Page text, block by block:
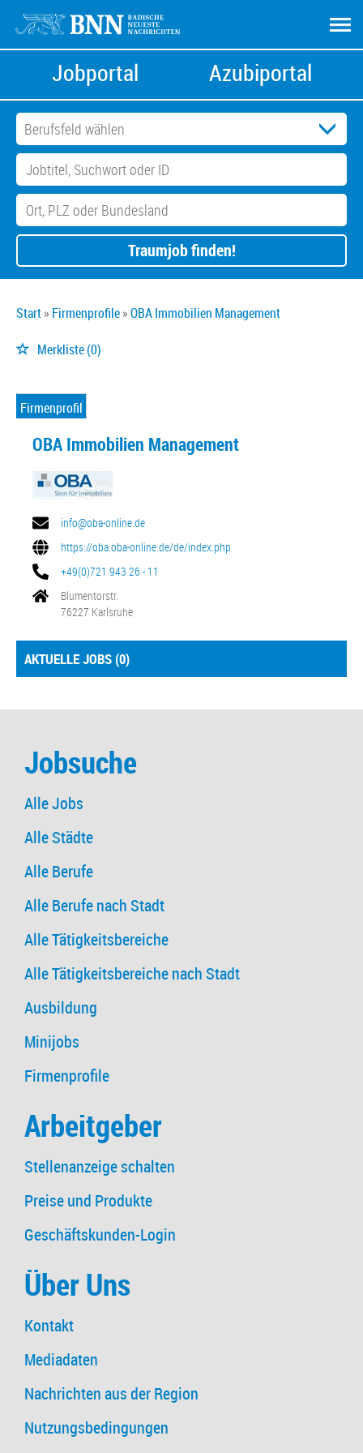
Jobportal Azubiportal
Traumjob finden!
Start Firmenprofile OBA Immobilien Management
Merkliste(0)
Firmenprofil
OBA Immobilien Management
info@oba-online.de
https://oba.oba-online.de/de/index.php
+49(0)721 943 26 - 11
Blumentorstr.
76227 Karlsruhe
AKTUELLE JOBS (0)
Jobsuche
Alle Jobs
Alle Städte
Alle Berufe
Alle Berufe nach Stadt
Alle Tätigkeitsbereiche
Alle Tätigkeitsbereiche nach Stadt
Ausbildung
Minijobs
Firmenprofile
Arbeitgeber
Stellenanzeige schalten
Preise und Produkte
Geschäftskunden-Login
Über Uns
Kontakt
Mediadaten
Nachrichten aus der Region
Nutzungsbedingungen